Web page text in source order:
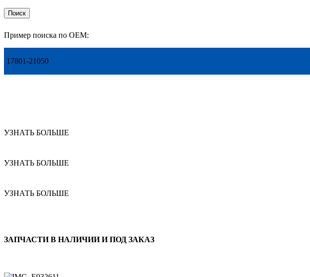
Поиск
Пример поиска по OEM:
17801-21050
УЗНАТЬ БОЛЬШЕ
УЗНАТЬ БОЛЬШЕ
УЗНАТЬ БОЛЬШЕ
ЗАПЧАСТИ В НАЛИЧИИ И ПОД ЗАКАЗ